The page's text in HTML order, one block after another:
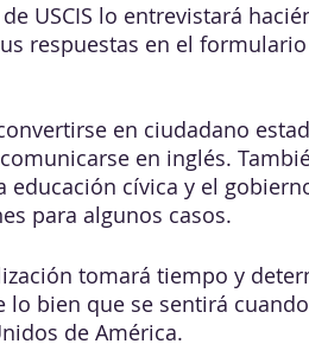
USCIS lo entrevistará
respuestas en el
en ciudadano
en inglés.
educación cívica y el
para algunos casos.
tomará tiempo y
lo bien que se sentirá
de América.